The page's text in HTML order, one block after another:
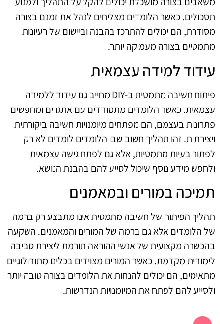
תסכולים. כאשר הלומדים מצליחים לנהל את זמנם בצורה
מסודרת, הם יכולים להתרכז בהבנה וביישום של רעיונות
מתמטיים בצורה מעמיקה יותר.
עידוד למידה עצמאית
פיתוח חשיבה מתמטית ב-DIY מחייב גם עידוד ללמידה
עצמאית. כאשר הלומדים מתמודדים עם אתגרים ומחפשים
פתרונות בעצמם, הם מפתחים מיומנויות חשיבה ביקורתית
ויצירתית. זהו תהליך חשוב שבו הלומדים לומדים לא רק
לפתור בעיות מתמטיות, אלא גם לפתח גישה עצמאית
ולחפש מידע נוסף שיכול לסייע להם בהבנת הנושא.
תמיכה במורים ובמאמנים
תהליך הפיתוח של חשיבה מתמטית אינו מתבצע רק ברמה
של הלומדים אלא גם ברמה של המורים והמאמנים. השקעה
בהכשרה מקצועית של אנשי ההוראה תורמת ליצירת סביבה
לימודית מקדמת. כאשר המורים מצוידים בכלים מתודולוגיים
מתאימים, הם יכולים להנחות את הלומדים בצורה טובה יותר
ולסייע להם לפתח את המיומנויות הנדרשות.